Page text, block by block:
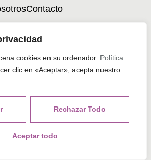
cookies en su ordenador. Política
clic en «Aceptar», acepta nuestro
Rechazar Todo
Aceptar todo
Contacto
Nave 2. 10134. Pizarro, Cáceres.